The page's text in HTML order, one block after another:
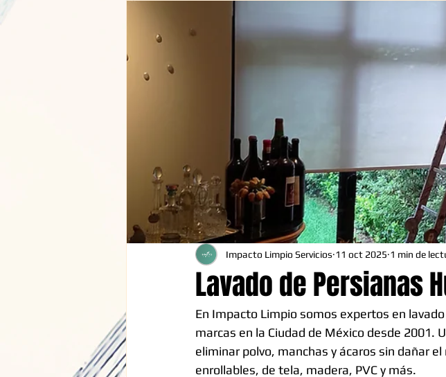
Lavado de Persianas
Impacto Limpio Servicios 11 oct 2025 1 min de
En Impacto Limpio somos expertos en
marcas en la Ciudad de México desde 2001.
eliminar polvo, manchas y ácaros sin dañar
enrollables, de tela, madera, PVC y más.